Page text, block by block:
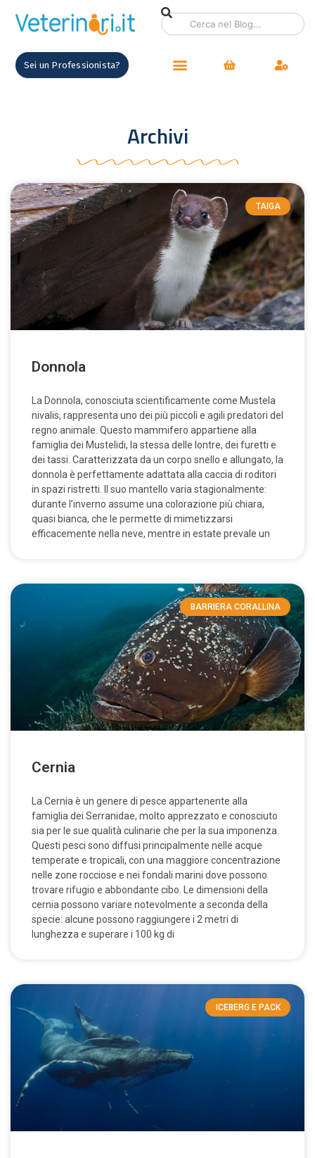
Sei un Professionista?
Archivi
TAIGA
Donnola
La Donnola, conosciuta scientificamente come Mustela
nivalis, rappresenta uno dei più piccoli e agili predatori del
regno animale. Questo mammifero appartiene alla
famiglia dei Mustelidi, la stessa delle lontre, dei furetti e
dei tassi. Caratterizzata da un corpo snello e allungato, la
donnola è perfettamente adattata alla caccia di roditori
in spazi ristretti. Il suo mantello varia stagionalmente:
durante l’inverno assume una colorazione più chiara,
quasi bianca, che le permette di mimetizzarsi
efficacemente nella neve, mentre in estate prevale un
BARRIERA CORALLINA
Cernia
La Cernia è un genere di pesce appartenente alla
famiglia dei Serranidae, molto apprezzato e conosciuto
sia per le sue qualità culinarie che per la sua imponenza.
Questi pesci sono diffusi principalmente nelle acque
temperate e tropicali, con una maggiore concentrazione
nelle zone rocciose e nei fondali marini dove possono
trovare rifugio e abbondante cibo. Le dimensioni della
cernia possono variare notevolmente a seconda della
specie: alcune possono raggiungere i 2 metri di
lunghezza e superare i 100 kg di
ICEBERG E PACK